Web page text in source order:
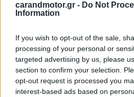
carandmotor.gr - Do Not
Information
If you wish to opt-out of the sale,
processing of your personal or
targeted advertising by us, please
section to confirm your selection.
opt-out request is processed you
interest-based ads based on